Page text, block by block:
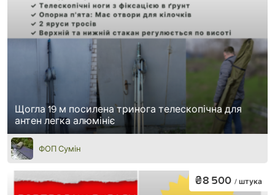
Щогла 19 м посилена тринога телескопічна для
антен легка алюмініє
ФОП Сумін
₴8 500 / штука